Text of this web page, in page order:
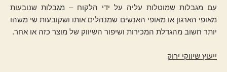
עם מגבלות שמוטלות עליה על ידי הלקוח – מגבלות שנובעות
מאופי הארגון או מאופי האנשים שמנהלים אותו ושקובעות שי משהו
יותר חשוב מהגדלת המכירות ושיפור השיווק של מוצר כזה או אחר.
ייעוץ שיווקי ירוק